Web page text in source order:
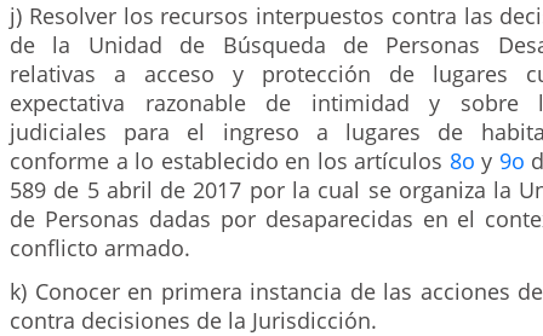
j) Resolver los recursos interpuestos contra las
de la Unidad de Búsqueda de Personas
relativas a acceso y protección de lugares
expectativa razonable de intimidad y sobre
judiciales para el ingreso a lugares de
conforme a lo establecido en los artículos 8o y 9o
589 de 5 abril de 2017 por la cual se organiza la
de Personas dadas por desaparecidas en el
conflicto armado.
k) Conocer en primera instancia de las acciones
contra decisiones de la Jurisdicción.